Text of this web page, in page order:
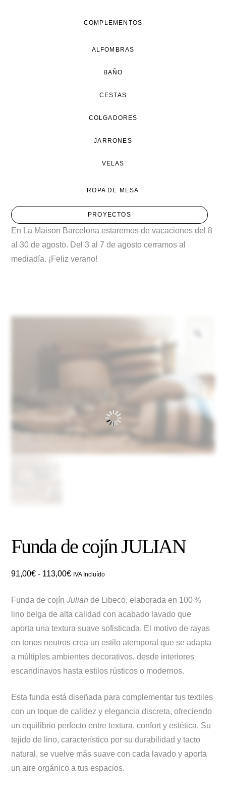
COMPLEMENTOS
ALFOMBRAS
BAÑO
CESTAS
COLGADORES
JARRONES
VELAS
ROPA DE MESA
PROYECTOS
En La Maison Barcelona estaremos de vacaciones del 8
al 30 de agosto. Del 3 al 7 de agosto cerramos al
mediadía. ¡Feliz verano!
Funda de cojín JULIAN
91,00€ - 113,00€Rango
precios:
desde
91,00€
hasta
113,00€
IVA Incluído
Funda de cojínJulian de Libeco, elaborada en 100 %
lino belga de alta calidad con acabado lavado que
aporta una textura suave sofisticada. El motivo de rayas
en tonos neutros crea un estilo atemporal que se adapta
a múltiples ambientes decorativos, desde interiores
escandinavos hasta estilos rústicos o modernos.
Esta funda está diseñada para complementar tus textiles
con un toque de calidez y elegancia discreta, ofreciendo
un equilibrio perfecto entre textura, confort y estética. Su
tejido de lino, característico por su durabilidad y tacto
natural, se vuelve más suave con cada lavado y aporta
un aire orgánico a tus espacios.